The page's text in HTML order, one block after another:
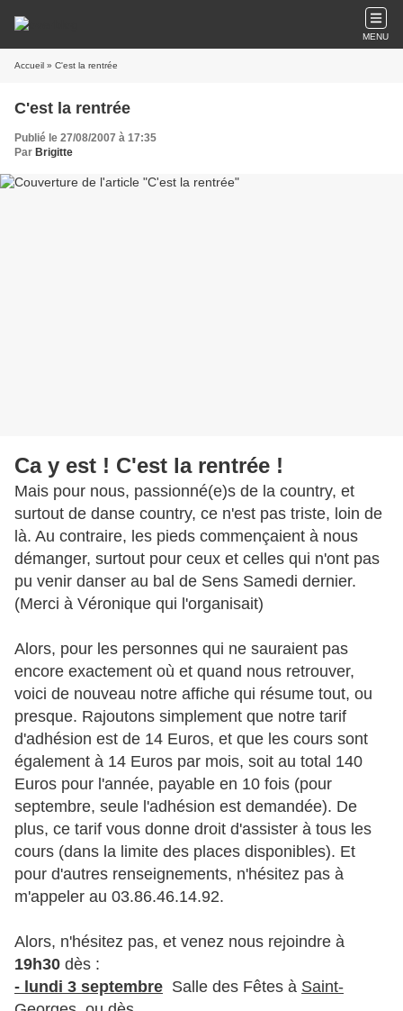
MENU
Accueil » C'est la rentrée
C'est la rentrée
Publié le 27/08/2007 à 17:35
Par Brigitte
Ca y est ! C'est la rentrée !
Mais pour nous, passionné(e)s de la country, et
surtout de danse country, ce n'est pas triste, loin de
là. Au contraire, les pieds commençaient à nous
démanger, surtout pour ceux et celles qui n'ont pas
pu venir danser au bal de Sens Samedi dernier.
(Merci à Véronique qui l'organisait)
Alors, pour les personnes qui ne sauraient pas
encore exactement où et quand nous retrouver,
voici de nouveau notre affiche qui résume tout, ou
presque. Rajoutons simplement que notre tarif
d'adhésion est de 14 Euros, et que les cours sont
également à 14 Euros par mois, soit au total 140
Euros pour l'année, payable en 10 fois (pour
septembre, seule l'adhésion est demandée). De
plus, ce tarif vous donne droit d'assister à tous les
cours (dans la limite des places disponibles). Et
pour d'autres renseignements, n'hésitez pas à
m'appeler au 03.86.46.14.92.
Alors, n'hésitez pas, et venez nous rejoindre à
19h30 dès :
- lundi 3 septembre Salle des Fêtes à Saint-